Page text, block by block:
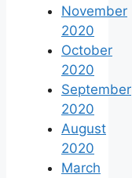
November
2020
October
2020
September
2020
August
2020
March